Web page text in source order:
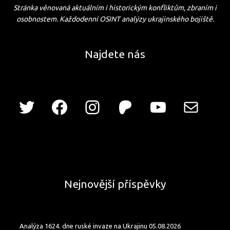
Stránka věnovaná aktuálním i historickým konfliktům, zbraním i
osobnostem. Každodenní OSINT analýzy ukrajinského bojiště.
Najdete nás
Nejnovější příspěvky
Analýza 1624. dne ruské invaze na Ukrajinu 05.08.2026